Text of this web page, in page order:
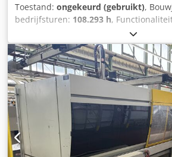
Toestand: ongekeurd (gebruikt),
bedrijfsturen: 108.293 h,
45069
mm, totale breedte:2.300 mm, totale
totaalgewicht:33.500 kg, Afhandeling
prijs. Automatisering is niet
wordt een gebruikte machine
vestiging die wordt gesloten. Csdezrd
Verkoop onder uitsluiting van elke
materiële gebreken. De machine is
maar was tot het einde toe